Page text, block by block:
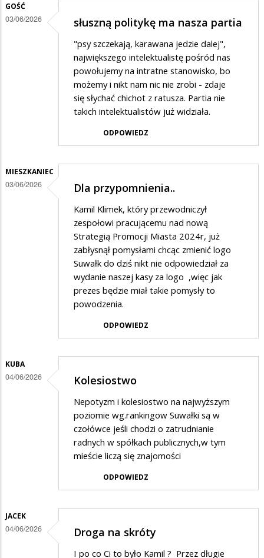
GOŚĆ
03/06/2026 słuszną politykę ma nasza partia
"psy szczekają, karawana jedzie dalej",
największego intelektualistę pośród nas
powołujemy na intratne stanowisko, bo
możemy i nikt nam nic nie zrobi - zdaje
się słychać chichot z ratusza. Partia nie
takich intelektualistów już widziała.
ODPOWIEDZ
MIESZKANIEC
03/06/2026 Dla przypomnienia..
Kamil Klimek, który przewodniczył
zespołowi pracującemu nad nową
Strategią Promocji Miasta 2024r, już
zabłysnął pomysłami chcąc zmienić logo
Suwałk do dziś nikt nie odpowiedział za
wydanie naszej kasy za logo ,więc jak
prezes będzie miał takie pomysły to
powodzenia.
ODPOWIEDZ
KUBA
04/06/2026 Kolesiostwo
Nepotyzm i kolesiostwo na najwyższym
poziomie wg.rankingow Suwałki są w
czołówce jeśli chodzi o zatrudnianie
radnych w spółkach publicznych,w tym
mieście liczą się znajomości
ODPOWIEDZ
JACEK
04/06/2026 Droga na skróty
I po co Ci to było Kamil ? Przez długie